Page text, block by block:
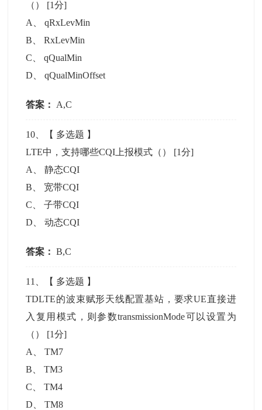
（） [1分]
A
、qRxLevMin
B 、RxLevMin
C 、qQualMin
D 、qQualMinOffset
答案： A,C
10 、【 多选题 】
LTE中，支持哪些CQI上报模式（） [1分]
A
、静态CQI
B
宽带CQI
C 、子带CQI
D 、动态CQI
答案： B,C
11 、【 多选题 】
TDLTE的波束赋形天线配置基站，要求UE直接进
入复用模式，则参数transmissionMode可以设置为
（） [1分]
A
、TM7
B 、TM3
C 、TM4
D 、TM8